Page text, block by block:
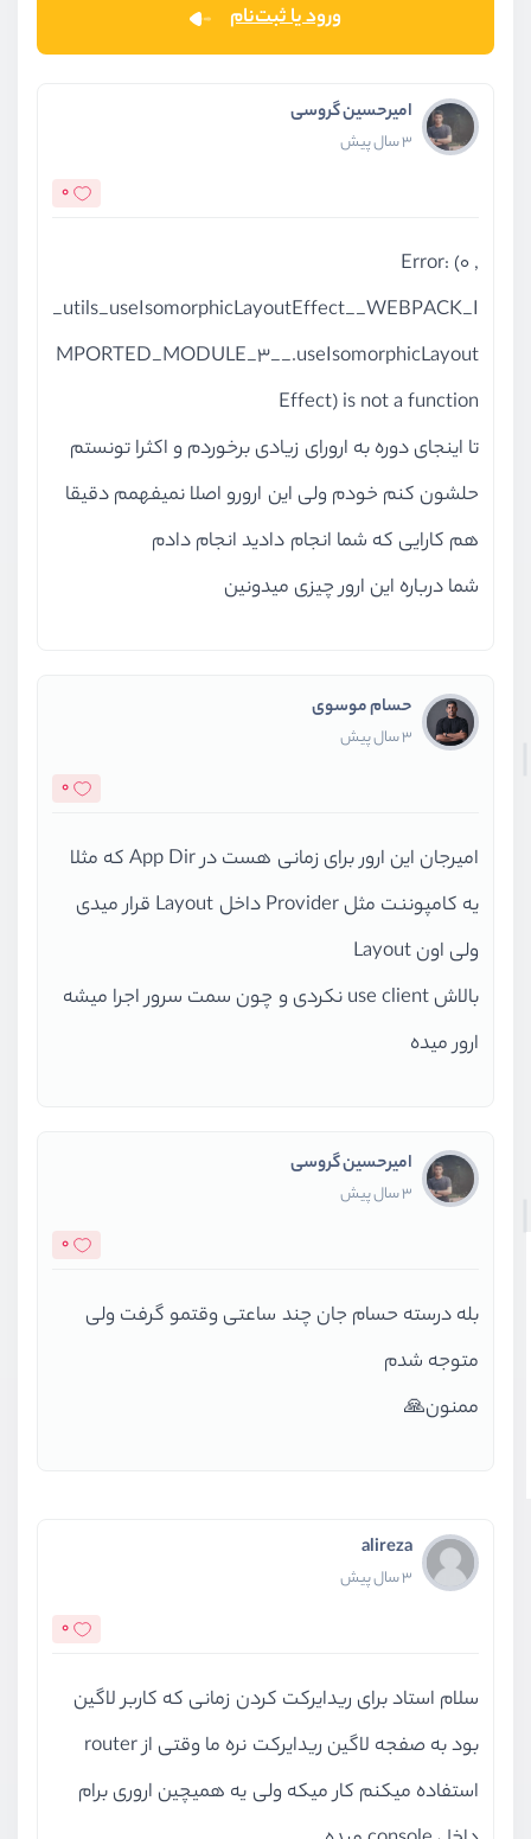
ورود یا ثبت‌نام
امیرحسین گروسی
3 سال پیش
0
Error: (0 ,
_utils_useIsomorphicLayoutEffect__WEBPACK_I
MPORTED_MODULE_3__.useIsomorphicLayout
Effect) is not a function
تا اینجای دوره به ارورای زیادی برخوردم و اکثرا تونستم
حلشون کنم خودم ولی این ارورو اصلا نمیفهمم دقیقا
هم کارایی که شما انجام دادید انجام دادم
شما درباره این ارور چیزی میدونین
حسام موسوی
3 سال پیش
0
امیرجان این ارور برای زمانی هست در App Dir که مثلا
یه کامپوننت مثل Provider داخل Layout قرار میدی
ولی اون Layout
بالاش use client نکردی و چون سمت سرور اجرا میشه
ارور میده
امیرحسین گروسی
3 سال پیش
0
بله درسته حسام جان چند ساعتی وقتمو گرفت ولی
متوجه شدم
ممنون🙏
alireza
3 سال پیش
0
سلام استاد برای ریدایرکت کردن زمانی که کاربر لاگین
بود به صفجه لاگین ریدایرکت نره ما وقتی از router
استفاده میکنم کار میکه ولی یه همیچین اروری برام